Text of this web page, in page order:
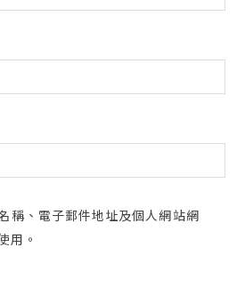
稱、電子郵件地址及個人網站網
用。